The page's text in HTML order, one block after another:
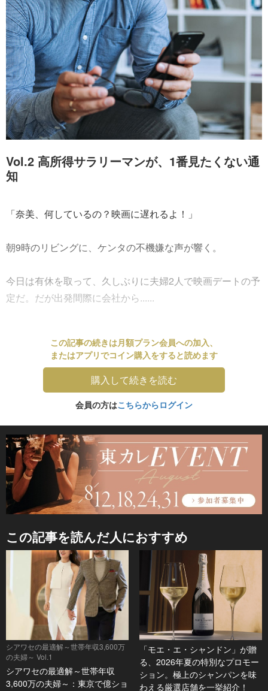
Vol.2 高所得サラリーマンが、1番見たくない通
知
「奈美、何しているの？映画に遅れるよ！」
朝9時のリビングに、ケンタの不機嫌な声が響く。
今日は有休を取って、久しぶりに夫婦2人で映画デートの予
定だ。だが出発間際に会社から......
この記事の続きは月額プラン会員への加入、
またはアプリでコイン購入をすると読めます
購入して続きを読む
会員の方はこちらからログイン
この記事を読んだ人におすすめ
シアワセの最適解～世帯年収3,600万
の夫婦～ Vol.1
シアワセの最適解～世帯年収
3,600万の夫婦～：東京で億ショ
「モエ・エ・シャンドン」が贈
る、2026年夏の特別なプロモー
ション。極上のシャンパンを味
わえる厳選店舗を一挙紹介！